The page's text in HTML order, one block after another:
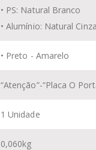
• PS: Natural Branco
• Alumínio: Natural
• Preto - Amarelo
“Atenção”-“Placa O
1 Unidade
0,060kg